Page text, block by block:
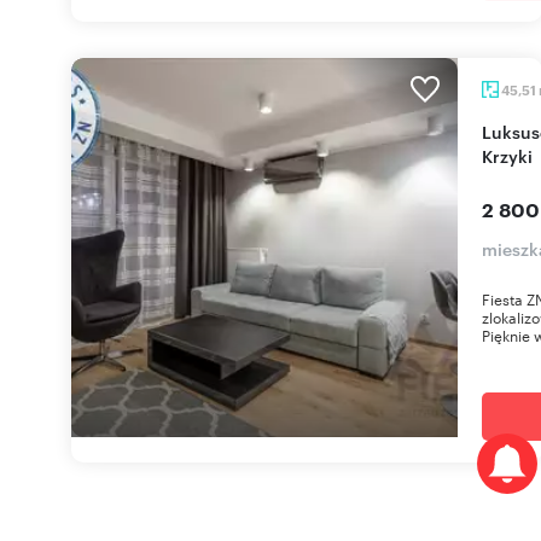
45,51
Luksusowy 2-pokojowy apartament z balkonem,
Krzyki
2
Fiesta
Pięknie